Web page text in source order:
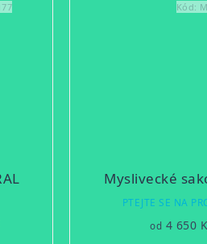
Myslivecké
PTEJTE SE NA
od 4 650
Kód: